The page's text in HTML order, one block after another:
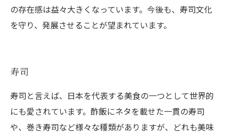
の存在感は益々大きくなっています。今後も、寿司文化
を守り、発展させることが望まれています。
寿司
寿司と言えば、日本を代表する美食の一つとして世界的
にも愛されています。酢飯にネタを載せた一貫の寿司
や、巻き寿司など様々な種類がありますが、どれも美味